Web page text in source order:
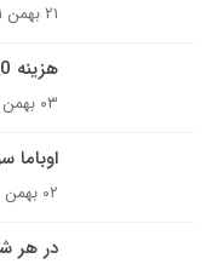
۲۱ بهمن ۱۳۹۱
هزینه 130 میلیون دلاری مراسم سوگند اوباما
۰۳ بهمن ۱۳۹۱
۰۲ بهمن ۱۳۹۱
در هر